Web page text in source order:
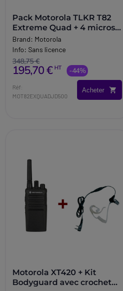
Pack Motorola TLKR T82
Extreme Quad + 4 micros
HP
Brand: Motorola
Info:Sans licence
348,75 €
195,70 € HT -44%
Réf:
MOT82EXQUADJD500
Acheter
Motorola XT420 + Kit
Bodyguard avec crochet